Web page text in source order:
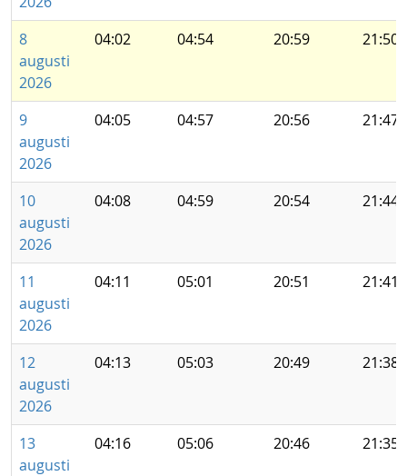
8
augusti
2026
04:02 04:54 20:59 21:50
9
augusti
2026
04:05 04:57 20:56 21:47
10
augusti
2026
04:08 04:59 20:54 21:44
11
augusti
2026
04:11 05:01 20:51 21:41
12
augusti
2026
04:13 05:03 20:49 21:38
13
augusti
04:16 05:06 20:46 21:35